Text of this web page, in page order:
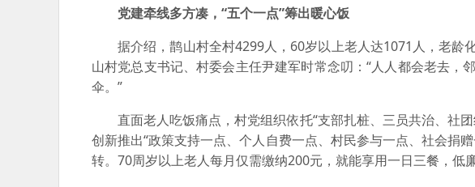
党建牵线多方凑，“五个一点”筹出暖心饭
据介绍，鹊山村全村4299人，60岁以上老人达1071人，老
山村党总支书记、村委会主任尹建军时常念叨：“人人都会老去
伞。”
直面老人吃饭痛点，村党组织依托“支部扎桩、三员共治、社
创新推出“政策支持一点、个人自费一点、村民参与一点、社会捐
转。70周岁以上老人每月仅需缴纳200元，就能享用一日三餐，低